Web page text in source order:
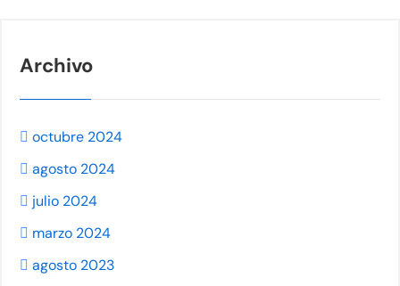
Archivo
octubre 2024
agosto 2024
julio 2024
marzo 2024
agosto 2023